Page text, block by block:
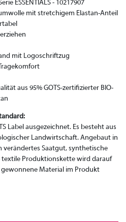
ESSENTIALS - 10217907
mit stretchigem Elastan-Anteil
mit Logoschriftzug
aus 95% GOTS-zertifizierter BIO-
:
Label ausgezeichnet. Es besteht aus
Landwirtschaft. Angebaut in
Saatgut, synthetische
textile Produktionskette wird darauf
Material im Produkt